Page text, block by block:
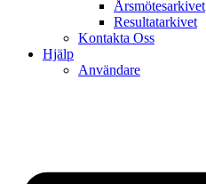
Årsmötesarkivet
Resultatarkivet
Kontakta Oss
Hjälp
Användare